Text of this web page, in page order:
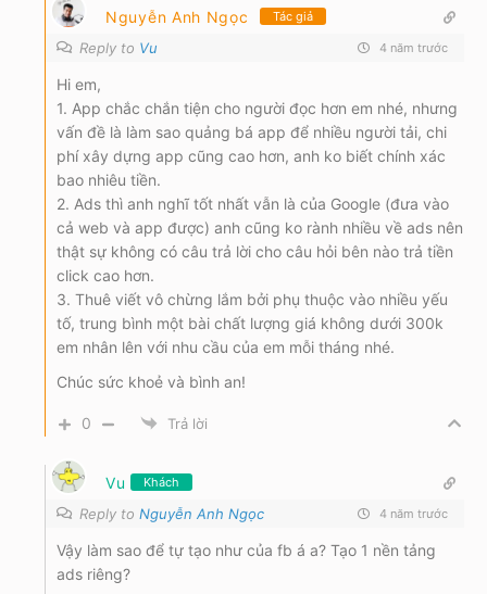
Nguyễn Anh Ngọc Tác giả
Reply to Vu 4 năm trước
Hi em,
1. App chắc chắn tiện cho người đọc hơn em nhé, nhưng
vấn đề là làm sao quảng bá app để nhiều người tải, chi
phí xây dựng app cũng cao hơn, anh ko biết chính xác
bao nhiêu tiền.
2. Ads thì anh nghĩ tốt nhất vẫn là của Google (đưa vào
cả web và app được) anh cũng ko rành nhiều về ads nên
thật sự không có câu trả lời cho câu hỏi bên nào trả tiền
click cao hơn.
3. Thuê viết vô chừng lắm bởi phụ thuộc vào nhiều yếu
tố, trung bình một bài chất lượng giá không dưới 300k
em nhân lên với nhu cầu của em mỗi tháng nhé.
Chúc sức khoẻ và bình an!
0 Trả lời
Vu Khách
Reply to Nguyễn Anh Ngọc 4 năm trước
Vậy làm sao để tự tạo như của fb á a? Tạo 1 nền tảng
ads riêng?